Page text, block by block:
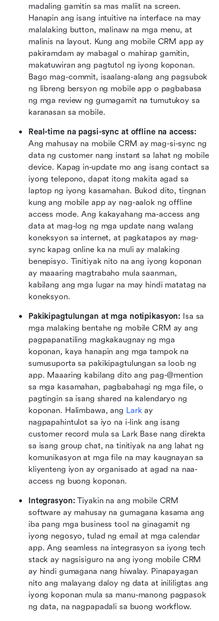
madaling gamitin sa mas maliit na screen.
Hanapin ang isang intuitive na interface na may
malalaking button, malinaw na mga menu, at
malinis na layout. Kung ang mobile CRM app ay
pakiramdam ay mabagal o mahirap gamitin,
makatuwiran ang pagtutol ng iyong koponan.
Bago mag-commit, isaalang-alang ang pagsubok
ng libreng bersyon ng mobile app o pagbabasa
ng mga review ng gumagamit na tumutukoy sa
karanasan sa mobile.
Real-time na pagsi-sync at offline na access:
Ang mahusay na mobile CRM ay mag-si-sync ng
data ng customer nang instant sa lahat ng mobile
device. Kapag in-update mo ang isang contact sa
iyong telepono, dapat itong makita agad sa
laptop ng iyong kasamahan. Bukod dito, tingnan
kung ang mobile app ay nag-aalok ng offline
access mode. Ang kakayahang ma-access ang
data at mag-log ng mga update nang walang
koneksyon sa internet, at pagkatapos ay mag-
sync kapag online ka na muli ay malaking
benepisyo. Tinitiyak nito na ang iyong koponan
ay maaaring magtrabaho mula saanman,
kabilang ang mga lugar na may hindi matatag na
koneksyon.
Pakikipagtulungan at mga notipikasyon: Isa sa
mga malaking bentahe ng mobile CRM ay ang
pagpapanatiling magkakaugnay ng mga
koponan, kaya hanapin ang mga tampok na
sumusuporta sa pakikipagtulungan sa loob ng
app. Maaaring kabilang dito ang pag-@mention
sa mga kasamahan, pagbabahagi ng mga file, o
pagtingin sa isang shared na kalendaryo ng
koponan. Halimbawa, ang Lark ay
nagpapahintulot sa iyo na i-link ang isang
customer record mula sa Lark Base nang direkta
sa isang group chat, na tinitiyak na ang lahat ng
komunikasyon at mga file na may kaugnayan sa
kliyenteng iyon ay organisado at agad na naa-
access ng buong koponan.
Integrasyon: Tiyakin na ang mobile CRM
software ay mahusay na gumagana kasama ang
iba pang mga business tool na ginagamit ng
iyong negosyo, tulad ng email at mga calendar
app. Ang seamless na integrasyon sa iyong tech
stack ay nagsisiguro na ang iyong mobile CRM
ay hindi gumagana nang hiwalay. Pinapayagan
nito ang malayang daloy ng data at inililigtas ang
iyong koponan mula sa manu-manong pagpasok
ng data, na nagpapadali sa buong workflow.